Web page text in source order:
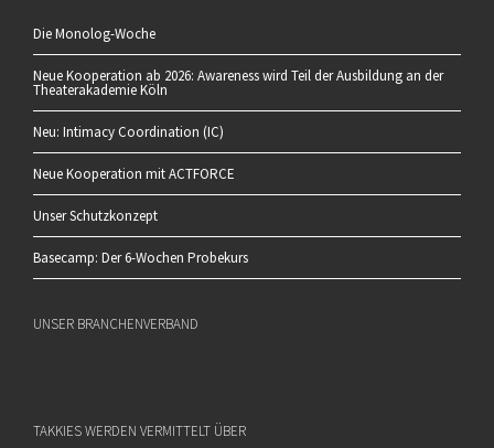
Die Monolog-Woche
Neue Kooperation ab 2026: Awareness wird Teil der Ausbildung an der
Theaterakademie Köln
Neu: Intimacy Coordination (IC)
Neue Kooperation mit ACTFORCE
Unser Schutzkonzept
Basecamp: Der 6-Wochen Probekurs
UNSER BRANCHENVERBAND
TAKKIES WERDEN VERMITTELT ÜBER